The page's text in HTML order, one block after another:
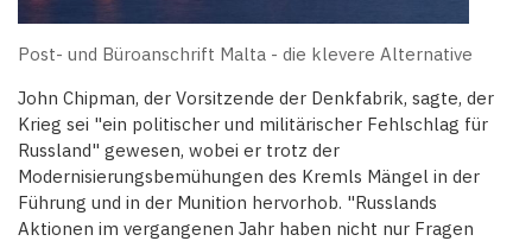
Post- und Büroanschrift Malta - die klevere Alternative
John Chipman, der Vorsitzende der Denkfabrik, sagte, der
Krieg sei "ein politischer und militärischer Fehlschlag für
Russland" gewesen, wobei er trotz der
Modernisierungsbemühungen des Kremls Mängel in der
Führung und in der Munition hervorhob. "Russlands
Aktionen im vergangenen Jahr haben nicht nur Fragen